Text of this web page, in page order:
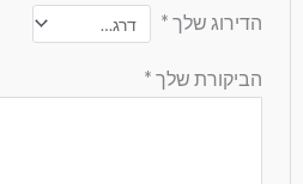
הדירוג שלך*
הביקורת שלך*